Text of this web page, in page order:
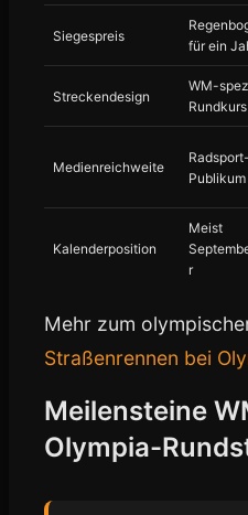
Siegespreis
für ein
Streckendesign
WM-
Rundkurs
Medienreichweite
Radsport-
Kalenderposition
Meist
r
Mehr zum
Straßenrennen bei
Meilensteine
Olympia-